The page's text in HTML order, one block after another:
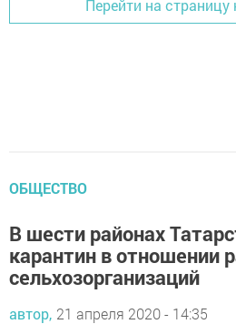
Перейти на страницу
ОБЩЕСТВО
В шести районах
карантин в отношении
сельхозорганизаций
автор, 21 апреля 2020 - 14:35